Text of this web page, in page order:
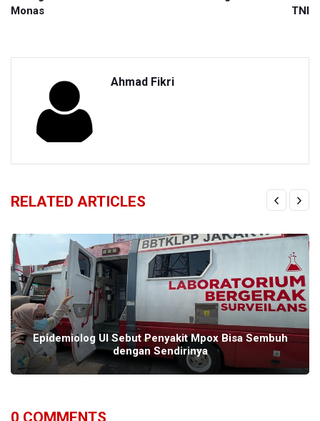
Monas
TNI
Ahmad Fikri
RELATED ARTICLES
Epidemiolog UI Sebut Penyakit Mpox Bisa Sembuh
dengan Sendirinya
0 COMMENTS